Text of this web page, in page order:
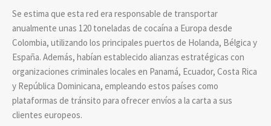
Se estima que esta red era responsable de transportar
anualmente unas 120 toneladas de cocaína a Europa desde
Colombia, utilizando los principales puertos de Holanda, Bélgica y
España. Además, habían establecido alianzas estratégicas con
organizaciones criminales locales en Panamá, Ecuador, Costa Rica
y República Dominicana, empleando estos países como
plataformas de tránsito para ofrecer envíos a la carta a sus
clientes europeos.